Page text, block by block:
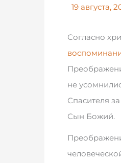
19 августа,
Согласно
не
Спасителя
Сын Божий.